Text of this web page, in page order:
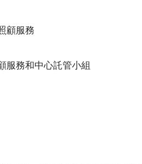
顧服務
服務和中心託管小組